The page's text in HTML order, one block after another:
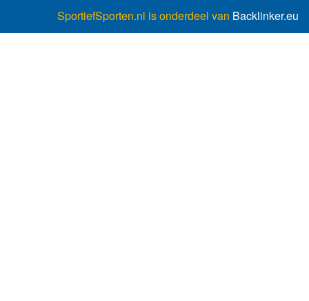
SportiefSporten.nl is onderdeel van Backlinker.eu